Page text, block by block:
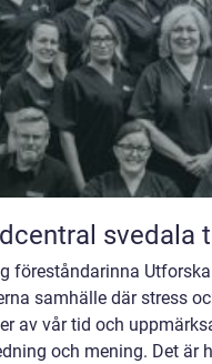
föreståndarinna
samhälle där stress
av vår tid och
och mening. Det är